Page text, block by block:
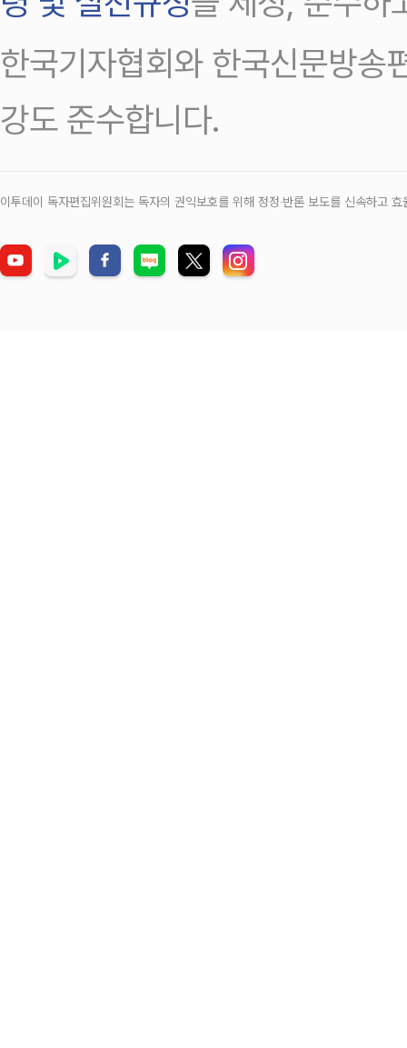
한국기자협회와 한국신문방송
강도 준수합니다.
이투데이 독자편집위원회는 독자의 권익보호를 위해 정정‧반론 보도를 신속하고